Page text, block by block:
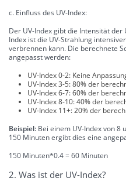
c. Einfluss des UV-Index:
Der UV-Index gibt die Intensität der
Index ist die UV-Strahlung
verbrennen kann. Die berechnete
angepasst werden:
UV-Index 0-2: Keine
UV-Index 3-5: 80% der
UV-Index 6-7: 60% der
UV-Index 8-10: 40% der
UV-Index 11+: 20% der
Beispiel: Bei einem UV-Index von 8
150 Minuten ergibt dies eine
150 Minuten*0.4 = 60 Minuten
2. Was ist der UV-Index?